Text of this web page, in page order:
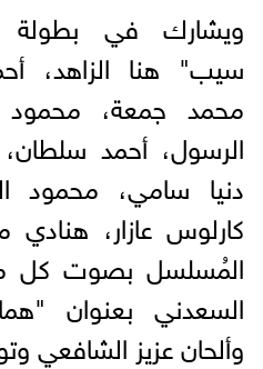
ويشارك في
سيب" هنا الزاهد،
محمد جمعة، محمود
الرسول، أحمد
دنيا سامي، محمود
كارلوس عازار، هنادي
المُسلسل بصوت كل
السعدني بعنوان
وألحان عزيز الشافعي